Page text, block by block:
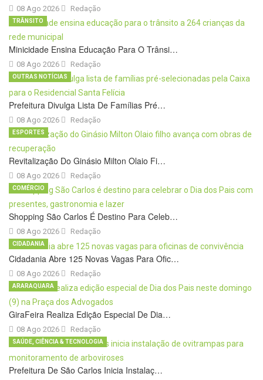
08 Ago 2026 Redação
Minicidade Ensina Educação Para O Trânsi…
08 Ago 2026
TRÂNSITO
Redação
Prefeitura Divulga Lista De Famílias Pré…
08 Ago 2026
OUTRAS NOTÍCIAS
Redação
Revitalização Do Ginásio Milton Olaio Fi…
08 Ago 2026
ESPORTES
Redação
Shopping São Carlos É Destino Para Celeb…
08 Ago 2026
COMÉRCIO
Redação
Cidadania Abre 125 Novas Vagas Para Ofic…
08 Ago 2026
CIDADANIA
Redação
GiraFeira Realiza Edição Especial De Dia…
08 Ago 2026
ARARAQUARA
Redação
Prefeitura De São Carlos Inicia Instalaç…
SAÚDE, CIÊNCIA & TECNOLOGIA